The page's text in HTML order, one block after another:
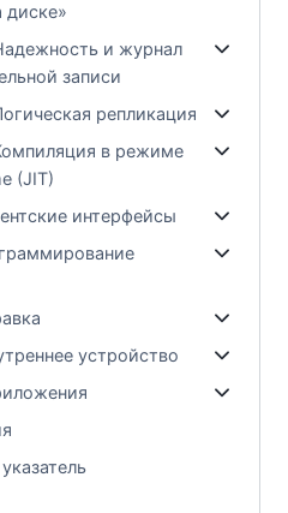
диске»
и журнал
записи
репликация
в режиме
(JIT)
интерфейсы
устройство